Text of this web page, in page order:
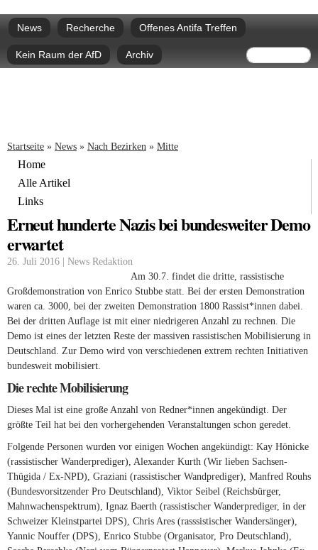
zum
Hauptmenü
News Recherche Offenes Antifa Treffen
Kein Raum der AfD Archiv Suche
Sie sind hier
Startseite » News » Nach Bezirken » Mitte
Home
Alle Artikel
Links
Erneut hunderte Nazis bei bundesweiter Demo
erwartet
26. Juli 2016 | News Redaktion
Am 30.7. findet die dritte, rassistische
Großdemonstration von Enrico Stubbe statt. Bei der ersten Demonstration
waren ca. 3000, bei der zweiten Demonstration 1800 Rassist*innen dabei.
Bei der dritten Auflage ist mit einer niedrigeren Anzahl zu rechnen. Die
Demo ist eines der letzten Reste der massiven rassistischen Mobilisierung in
Deutschland. Zur Demo wird von verschiedenen extrem rechten Initiativen
bundesweit mobilisiert.
Die rechte Mobilisierung
Dieses Mal ist eine große Anzahl von Redner*innen angekündigt. Der
größte Teil hat bei den vorhergehenden Veranstaltungen schon geredet.
Folgende Personen wurden vor einigen Wochen angekündigt: Kay Hönicke
(rassistischer Wanderprediger), Alexander Kurth (Wir lieben Sachsen-
Thügida / Ex-NPD), Graziani (rassistischer Wandprediger), Manfred Rouhs
(Bundesvorsitzender Pro Deutschland), Viktor Seibel (Reichsbürger,
Mahnwachenspektrum), Ignaz Baerth (rassistischer Wanderprediger, in der
Schweizer Kleinstpartei DPS), Chris Ares (rasssistischer Wandersänger),
Yannic Nouffer (DPS), Enrico Stubbe (Organisator, Pro Deutschland),